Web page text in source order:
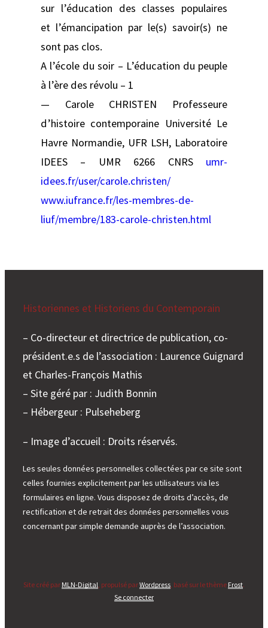
sur l’éducation des classes populaires
et l’émancipation par le(s) savoir(s) ne
sont pas clos.
A l’école du soir – L’éducation du peuple
à l’ère des révolu – 1
— Carole CHRISTEN Professeure
d’histoire contemporaine Université Le
Havre Normandie, UFR LSH, Laboratoire
IDEES – UMR 6266 CNRS umr-
idees.fr/user/carole.christen/
www.iufrance.fr/les-membres-de-
liuf/membre/183-carole-christen.html
Historiennes et Historiens du Contemporain
– Co-directeur et directrice de publication, co-
président.e.s de l’association : Laurence Guignard
et Charles-François Mathis
– Site géré par : Judith Bonnin
– Hébergeur : Pulseheberg
– Image d’accueil : Droits réservés.
Les seules données personnelles collectées par ce site sont
celles fournies explicitement par les utilisateurs via les
formulaires en ligne. Vous disposez de droits d’accès, de
rectification et de retrait des données personnelles vous
concernant par simple demande auprès de l’association.
Site créé par MLN-Digital , propulsé parWordpress , basé sur le thème Frost.
Se connecter